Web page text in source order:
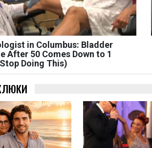
in Columbus: Bladder
After 50 Comes Down to 1
Doing This)